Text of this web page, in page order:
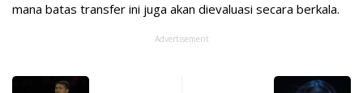
mana batas transfer ini juga akan dievaluasi secara berkala.
Advertisement